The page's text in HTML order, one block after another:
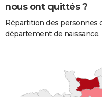
nous ont quittés ?
Répartition des personnes
département de naissance.